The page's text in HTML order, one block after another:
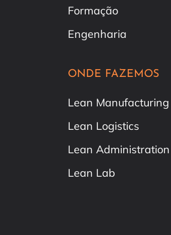
Formação
Engenharia
ONDE FAZEMOS
Lean Manufacturing
Lean Logistics
Lean Administration
Lean Lab